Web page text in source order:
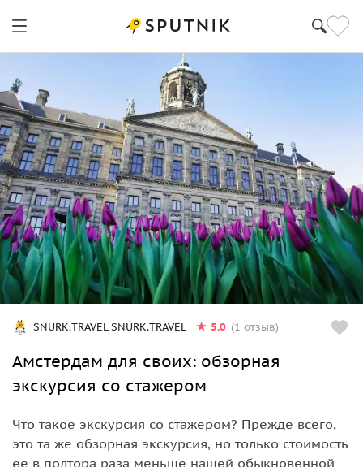
SNURK.TRAVEL SNURK.TRAVEL 5.0 (1 отзыв)
Амстердам для своих: обзорная
экскурсия со стажером
Что такое экскурсия со стажером? Прежде всего,
это та же обзорная экскурсия, но только стоимость
ее в полтора раза меньше нашей обыкновенной